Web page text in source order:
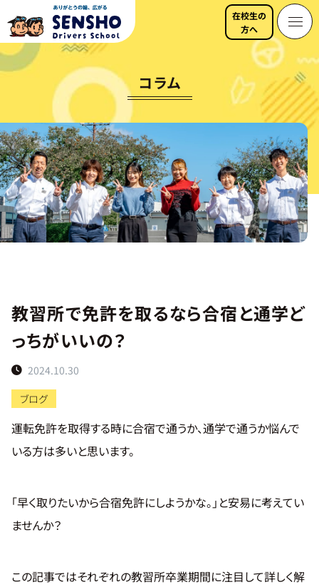
ン
テ
ン
ツ
キ
ッ
プ
す
る
メ
ュ
ー
入所予約
Webからのお申し込みで 5,000円割引中！
088-632-0472
資料請求・お問い合わせ
ホ
ー
所
案
内
ス
タ
ッ
フ
介
習
プ
料
在校生の
方へ
コラム
教習所で免許を取るなら合宿と通学ど
っちがいいの？
2024.10.30
ブログ
運転免許を取得する時に合宿で通うか、通学で通うか悩んで
いる方は多いと思います。
「早く取りたいから合宿免許にしようかな。」と安易に考えてい
ませんか？
この記事ではそれぞれの教習所卒業期間に注目して詳しく解